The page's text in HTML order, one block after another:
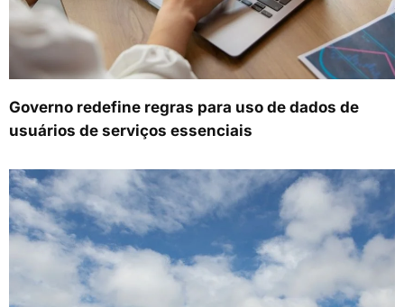
Governo redefine regras para uso de dados de
usuários de serviços essenciais